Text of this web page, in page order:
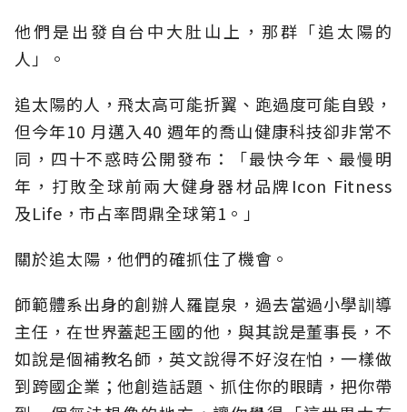
他們是出發自台中大肚山上，那群「追太陽的
人」。
追太陽的人，飛太高可能折翼、跑過度可能自毀，
但今年10 月邁入40 週年的喬山健康科技卻非常不
同，四十不惑時公開發布：「最快今年、最慢明
年，打敗全球前兩大健身器材品牌Icon Fitness
及Life，市占率問鼎全球第1。」
關於追太陽，他們的確抓住了機會。
師範體系出身的創辦人羅崑泉，過去當過小學訓導
主任，在世界蓋起王國的他，與其說是董事長，不
如說是個補教名師，英文說得不好沒在怕，一樣做
到跨國企業；他創造話題、抓住你的眼睛，把你帶